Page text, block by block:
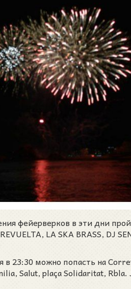
фейерверков в эти дни
LA SKA BRASS, DJ
в 23:30 можно попасть на
Salut, plaça Solidaritat,